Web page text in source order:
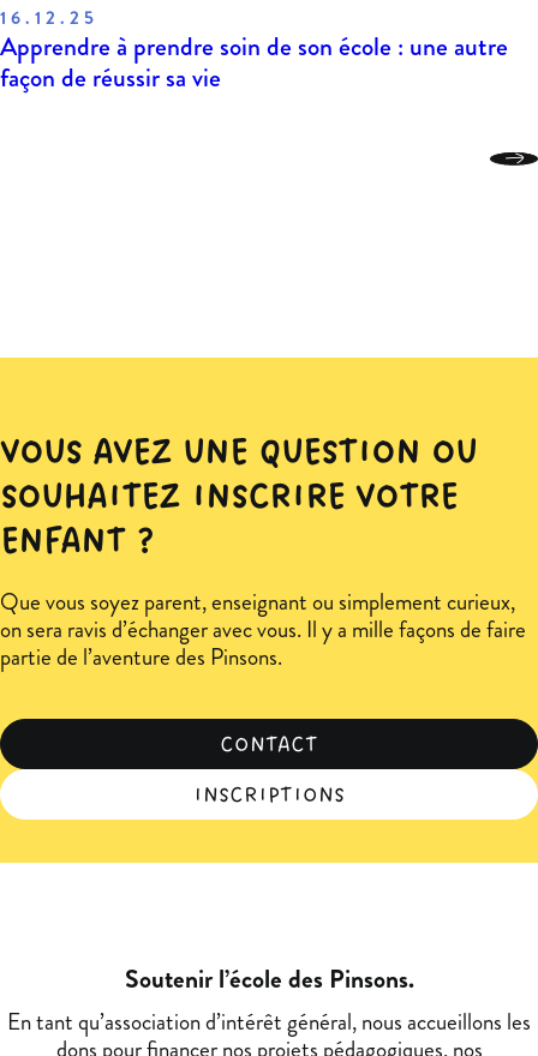
16.12.25
Apprendre à prendre soin de son école : une autre
façon de réussir sa vie
VOUS AVEZ UNE QUESTION OU
SOUHAITEZ INSCRIRE VOTRE
ENFANT ?
Que vous soyez parent, enseignant ou simplement curieux,
on sera ravis d’échanger avec vous. Il y a mille façons de faire
partie de l’aventure des Pinsons.
CONTACT
INSCRIPTIONS
Soutenir l’école des Pinsons.
En tant qu’association d’intérêt général, nous accueillons les
dons pour financer nos projets pédagogiques, nos